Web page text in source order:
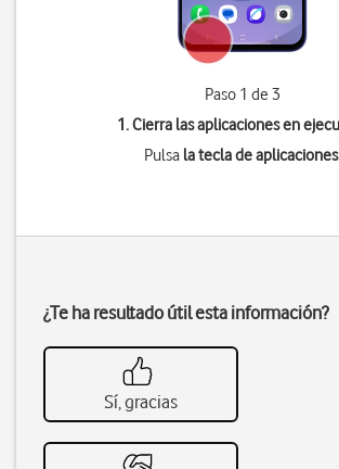
Paso 1 de 3
1. Cierra las aplicaciones en
Pulsa la tecla de aplicaciones
¿Te ha resultado útil esta información?
Sí, gracias